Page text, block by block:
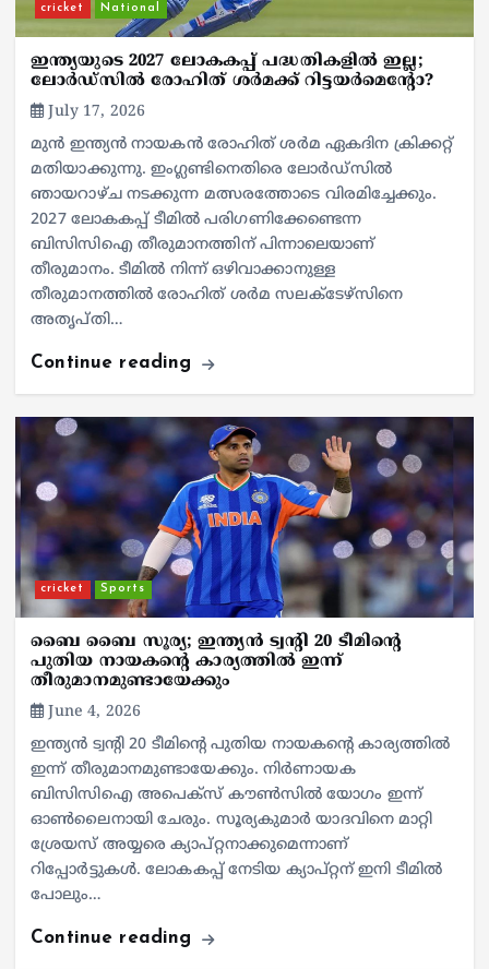
cricket National
ഇന്ത്യയുടെ 2027 ലോകകപ്പ് പദ്ധതികളില്‍ ഇല്ല;
ലോര്‍ഡ്‌സില്‍ രോഹിത് ശര്‍മക്ക് റിട്ടയര്‍മെന്റോ?
July 17, 2026
മുന്‍ ഇന്ത്യന്‍ നായകന്‍ രോഹിത് ശര്‍മ ഏകദിന ക്രിക്കറ്റ്
മതിയാക്കുന്നു. ഇംഗ്ലണ്ടിനെതിരെ ലോര്‍ഡ്‌സില്‍
ഞായറാഴ്ച നടക്കുന്ന മത്സരത്തോടെ വിരമിച്ചേക്കും.
2027 ലോകകപ്പ് ടീമില്‍ പരിഗണിക്കേണ്ടെന്ന
ബിസിസിഐ തീരുമാനത്തിന് പിന്നാലെയാണ്
തീരുമാനം. ടീമില്‍ നിന്ന് ഒഴിവാക്കാനുള്ള
തീരുമാനത്തില്‍ രോഹിത് ശര്‍മ സലക്ടേഴ്‌സിനെ
അതൃപ്തി…
Continue reading
cricket Sports
ബൈ ബൈ സൂര്യ; ഇന്ത്യന്‍ ട്വന്റി 20 ടീമിന്റെ
പുതിയ നായകന്റെ കാര്യത്തില്‍ ഇന്ന്
തീരുമാനമുണ്ടായേക്കും
June 4, 2026
ഇന്ത്യന്‍ ട്വന്റി 20 ടീമിന്റെ പുതിയ നായകന്റെ കാര്യത്തില്‍
ഇന്ന് തീരുമാനമുണ്ടായേക്കും. നിര്‍ണായക
ബിസിസിഐ അപെക്‌സ് കൗണ്‍സില്‍ യോഗം ഇന്ന്
ഓണ്‍ലൈനായി ചേരും. സൂര്യകുമാര്‍ യാദവിനെ മാറ്റി
ശ്രേയസ് അയ്യരെ ക്യാപ്റ്റനാക്കുമെന്നാണ്
റിപ്പോര്‍ട്ടുകള്‍. ലോകകപ്പ് നേടിയ ക്യാപ്റ്റന് ഇനി ടീമില്‍
പോലും…
Continue reading